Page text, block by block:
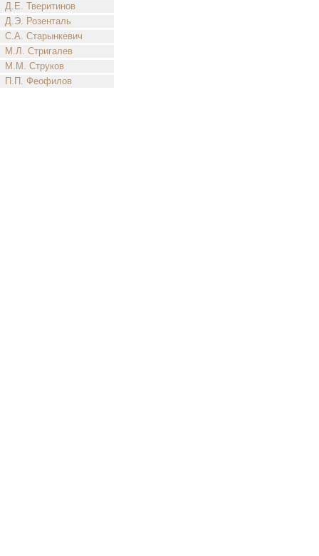
Д.Е. Тверитинов
Д.Э. Розенталь
С.А. Старынкевич
М.Л. Стригалев
М.М. Струков
П.П. Феофилов